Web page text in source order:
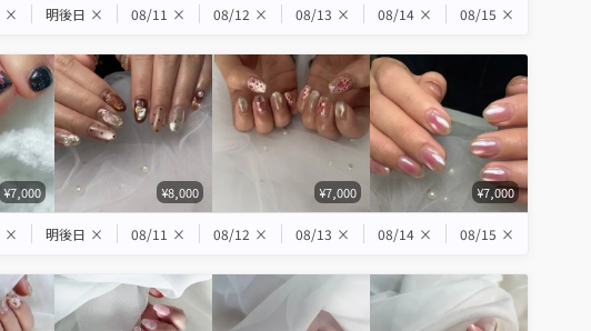
× 明後日 × 08/11 × 08/12 × 08/13 × 08/14 × 08/15 ×
¥7,000 ¥8,000 ¥7,000 ¥7,000
× 明後日 × 08/11 × 08/12 × 08/13 × 08/14 × 08/15 ×